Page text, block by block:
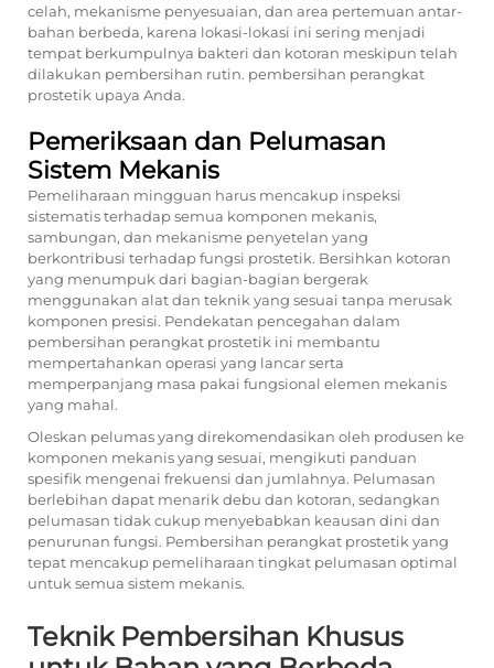
celah, mekanisme penyesuaian, dan area pertemuan antar-
bahan berbeda, karena lokasi-lokasi ini sering menjadi
tempat berkumpulnya bakteri dan kotoran meskipun telah
dilakukan pembersihan rutin. pembersihan perangkat
prostetik upaya Anda.
Pemeriksaan dan Pelumasan
Sistem Mekanis
Pemeliharaan mingguan harus mencakup inspeksi
sistematis terhadap semua komponen mekanis,
sambungan, dan mekanisme penyetelan yang
berkontribusi terhadap fungsi prostetik. Bersihkan kotoran
yang menumpuk dari bagian-bagian bergerak
menggunakan alat dan teknik yang sesuai tanpa merusak
komponen presisi. Pendekatan pencegahan dalam
pembersihan perangkat prostetik ini membantu
mempertahankan operasi yang lancar serta
memperpanjang masa pakai fungsional elemen mekanis
yang mahal.
Oleskan pelumas yang direkomendasikan oleh produsen ke
komponen mekanis yang sesuai, mengikuti panduan
spesifik mengenai frekuensi dan jumlahnya. Pelumasan
berlebihan dapat menarik debu dan kotoran, sedangkan
pelumasan tidak cukup menyebabkan keausan dini dan
penurunan fungsi. Pembersihan perangkat prostetik yang
tepat mencakup pemeliharaan tingkat pelumasan optimal
untuk semua sistem mekanis.
Teknik Pembersihan Khusus